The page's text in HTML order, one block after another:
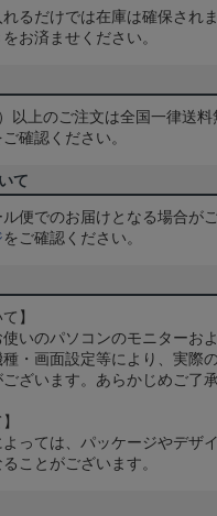
るだけでは在庫は確保され
お済ませください。
以上のご注文は全国一律送
ご確認ください。
て
便でのお届けとなる場合が
をご確認ください。
】
いのパソコンのモニターお
・画面設定等により、実際
ざいます。あらかじめご了承
っては、パッケージやデザ
ことがございます。